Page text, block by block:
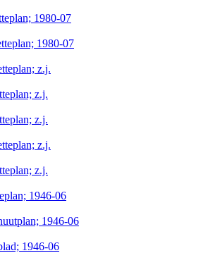
1980-07
1980-07
z.j.
z.j.
z.j.
z.j.
z.j.
1946-06
1946-06
1946-06